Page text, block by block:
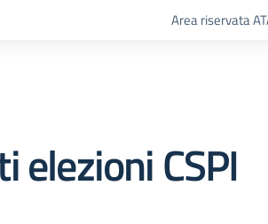
Area riservata
elezioni CSPI